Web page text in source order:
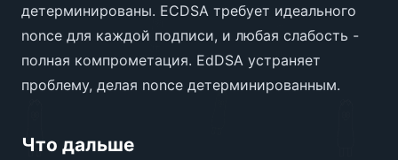
детерминированы. ECDSA требует идеального
nonce для каждой подписи, и любая слабость -
полная компрометация. EdDSA устраняет
проблему, делая nonce детерминированным.
Что дальше